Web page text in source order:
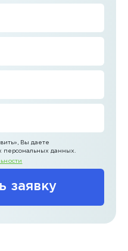
заявку
, Вы даете
персональных данных.